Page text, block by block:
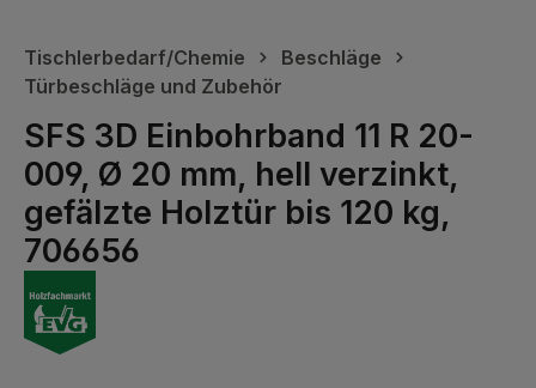
Tischlerbedarf/Chemie
Beschläge
Türbeschläge und Zubehör
SFS 3D Einbohrband 11 R 20-
009, Ø 20 mm, hell verzinkt,
gefälzte Holztür bis 120 kg,
706656